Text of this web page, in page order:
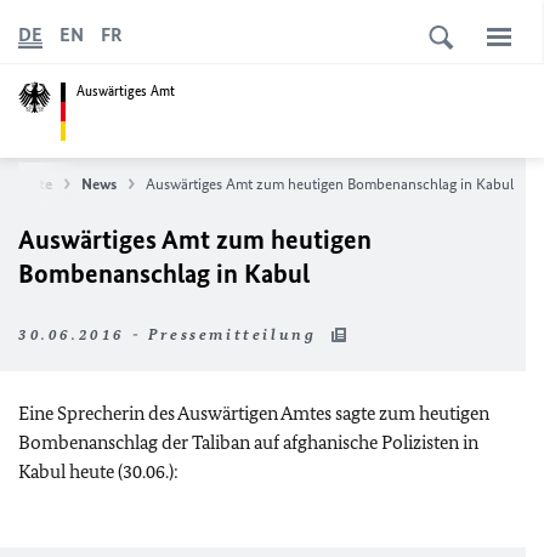
Auswärtiges Amt
DE EN FR
News Auswärtiges Amt zum heutigen Bombenanschlag in Kabul
Auswärtiges Amt zum heutigen
Bombenanschlag in Kabul
30.06.2016 - Pressemitteilung
Eine Sprecherin des Auswärtigen Amtes sagte zum heutigen
Bombenanschlag der Taliban auf afghanische Polizisten in
Kabul heute (30.06.):